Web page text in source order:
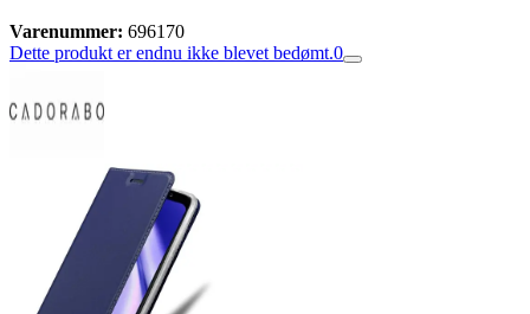
Varenummer: 696170
Dette produkt er endnu ikke blevet bedømt.0